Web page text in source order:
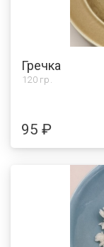
Гречка
120 гр.
95 ₽